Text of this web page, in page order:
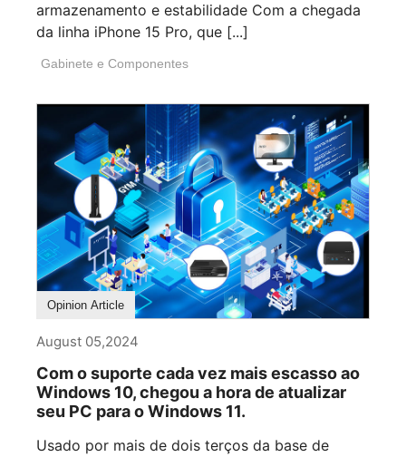
armazenamento e estabilidade Com a chegada
da linha iPhone 15 Pro, que [...]
Gabinete e Componentes
Opinion Article
August 05,2024
Com o suporte cada vez mais escasso ao
Windows 10, chegou a hora de atualizar
seu PC para o Windows 11.
Usado por mais de dois terços da base de